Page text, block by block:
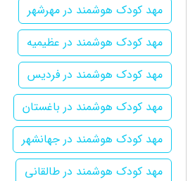
مهد کودک هوشمند در مهرشهر
مهد کودک هوشمند در عظیمیه
مهد کودک هوشمند در فردیس
مهد کودک هوشمند در باغستان
مهد کودک هوشمند در جهانشهر
مهد کودک هوشمند در طالقانی